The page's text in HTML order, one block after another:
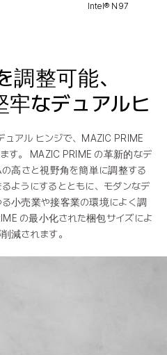
Intel® N97
調整可能、
牢なデュアルヒ
アル ヒンジで、MAZIC PRIME
す。 MAZIC PRIME の革新的なデ
の高さと視野角を簡単に調整する
ようにするとともに、モダンなデ
小売業や接客業の環境によく調
の最小化された梱包サイズによ
減されます。